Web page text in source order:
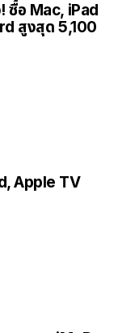
ซื้อ Mac, iPad
สูงสุด 5,100
Apple TV